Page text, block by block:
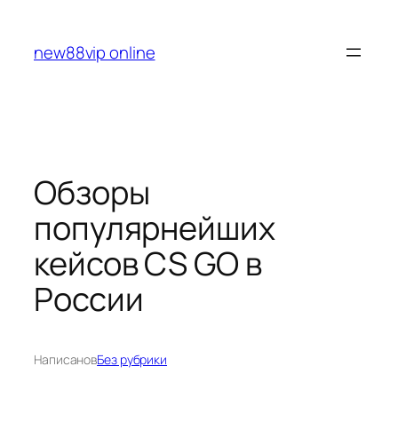
содержимому
new88vip online
Обзоры
популярнейших
кейсов CS GO в
России
НаписановБез рубрики